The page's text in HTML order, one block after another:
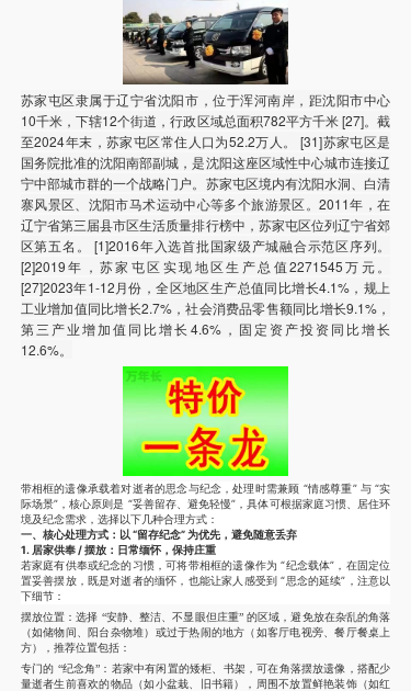
苏家屯区隶属于辽宁省沈阳市，位于浑河南岸，距沈阳市中心
10千米，下辖12个街道，行政区域总面积782平方千米 [27]。截
至2024年末，苏家屯区常住人口为52.2万人。 [31]苏家屯区是
国务院批准的沈阳南部副城，是沈阳这座区域性中心城市连接辽
宁中部城市群的一个战略门户。苏家屯区境内有沈阳水洞、白清
寨风景区、沈阳市马术运动中心等多个旅游景区。2011年，在
辽宁省第三届县市区生活质量排行榜中，苏家屯区位列辽宁省郊
区第五名。 [1]2016年入选首批国家级产城融合示范区序列。
[2]2019年，苏家屯区实现地区生产总值2271545万元。
[27]2023年1-12月份，全区地区生产总值同比增长4.1%，规上
工业增加值同比增长2.7%，社会消费品零售额同比增长9.1%，
第三产业增加值同比增长4.6%，固定资产投资同比增长
12.6%。
带相框的遗像承载着对逝者的思念与纪念，处理时需兼顾 “情感尊重” 与 “实
际场景”，核心原则是 “妥善留存、避免轻慢”，具体可根据家庭习惯、居住环
境及纪念需求，选择以下几种合理方式：
一、核心处理方式：以 “留存纪念” 为优先，避免随意丢弃
1. 居家供奉 / 摆放：日常缅怀，保持庄重
若家庭有供奉或纪念的习惯，可将带相框的遗像作为 “纪念载体”，在固定位
置妥善摆放，既是对逝者的缅怀，也能让家人感受到 “思念的延续”，注意以
下细节：
摆放位置 ：选择 “安静、整洁、不显眼但庄重” 的区域，避免放在杂乱的角落
（如储物间、阳台杂物堆）或过于热闹的地方（如客厅电视旁、餐厅餐桌上
方），推荐位置包括：
专门的 “纪念角”：若家中有闲置的矮柜、书架，可在角落摆放遗像，搭配少
量逝者生前喜欢的物品（如小盆栽、旧书籍），周围不放置鲜艳装饰（如红